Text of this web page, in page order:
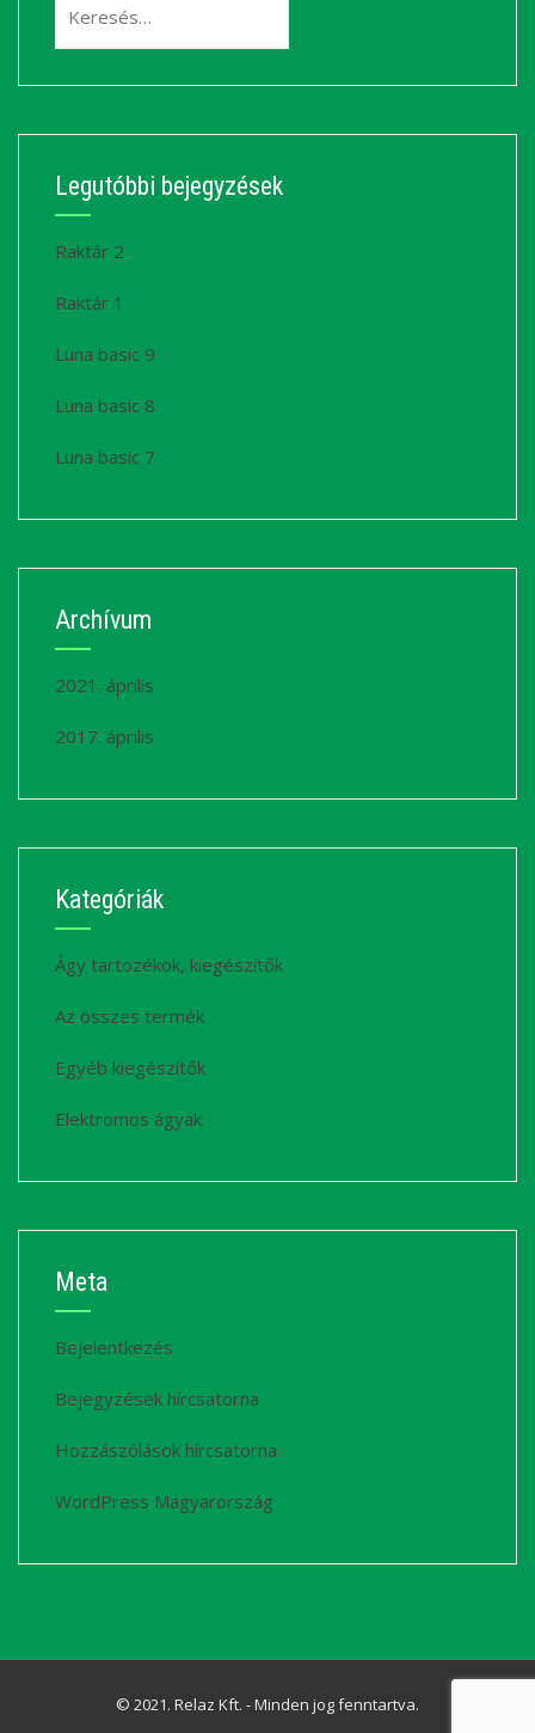
Legutóbbi bejegyzések
Raktár 2
Raktár 1
Luna basic 9
Luna basic 8
Luna basic 7
Archívum
2021. április
2017. április
Kategóriák
Ágy tartozékok, kiegészítők
Az összes termék
Egyéb kiegészítők
Elektromos ágyak
Meta
Bejelentkezés
Bejegyzések hírcsatorna
Hozzászólások hírcsatorna
WordPress Magyarország
© 2021. Relaz Kft. - Minden jog fenntartva.